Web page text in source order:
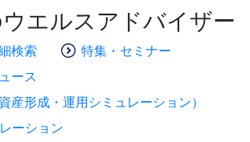
エルスアドバイザー
検索
特集・セミナー
ース
産形成・運用シミュレーション）
ーション